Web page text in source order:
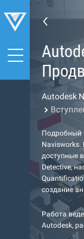
Autodesk
Подробный
Navisworks.
доступные
Detective,
создание
Работа
Autodesk,